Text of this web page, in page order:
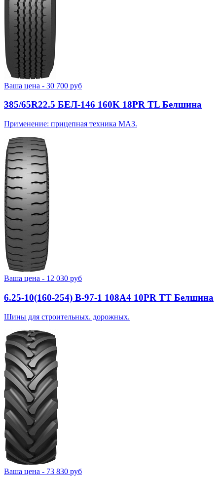
Ваша цена - 30 700 руб
385/65R22.5 БЕЛ-146 160K 18PR TL Белшина
Применение: прицепная техника МАЗ.
Ваша цена - 12 030 руб
6.25-10(160-254) В-97-1 108A4 10PR TT Белшина
Шины для строительных. дорожных.
Ваша цена - 73 830 руб